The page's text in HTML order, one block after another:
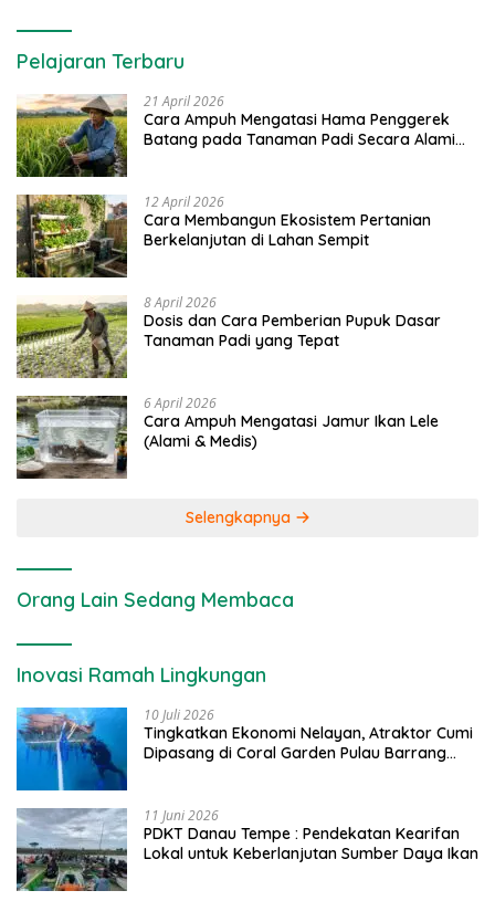
Pelajaran Terbaru
21 April 2026
Cara Ampuh Mengatasi Hama Penggerek
Batang pada Tanaman Padi Secara Alami
12 April 2026
Cara Membangun Ekosistem Pertanian
Berkelanjutan di Lahan Sempit
8 April 2026
Dosis dan Cara Pemberian Pupuk Dasar
Tanaman Padi yang Tepat
6 April 2026
Cara Ampuh Mengatasi Jamur Ikan Lele
(Alami & Medis)
Selengkapnya
Orang Lain Sedang Membaca
Inovasi Ramah Lingkungan
10 Juli 2026
Tingkatkan Ekonomi Nelayan, Atraktor Cumi
Dipasang di Coral Garden Pulau Barrang
11 Juni 2026
PDKT Danau Tempe : Pendekatan Kearifan
Lokal untuk Keberlanjutan Sumber Daya Ikan